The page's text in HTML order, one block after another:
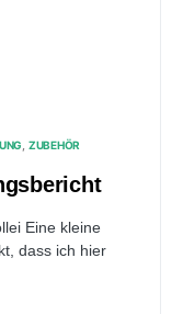
ZUBEHÖR
Eine kleine
dass ich hier